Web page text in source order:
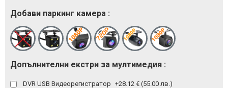
Добави паркинг камера :
Допълнителни екстри за мултимедия :
DVR USB Видеорегистратор +28.12 € (55.00 лв.)